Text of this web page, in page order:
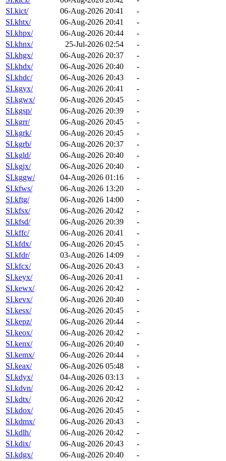
SI.kict/
06-Aug-2026 20:41
-
SI.khtx/
06-Aug-2026 20:41
-
SI.khpx/
06-Aug-2026 20:44
-
SI.khnx/
25-Jul-2026 02:54
-
SI.khgx/
06-Aug-2026 20:37
-
SI.khdx/
06-Aug-2026 20:40
-
SI.khdc/
06-Aug-2026 20:43
-
SI.kgyx/
06-Aug-2026 20:41
-
SI.kgwx/
06-Aug-2026 20:45
-
SI.kgsp/
06-Aug-2026 20:39
-
SI.kgrr/
06-Aug-2026 20:45
-
SI.kgrk/
06-Aug-2026 20:45
-
SI.kgrb/
06-Aug-2026 20:37
-
SI.kgld/
06-Aug-2026 20:40
-
SI.kgjx/
06-Aug-2026 20:40
-
SI.kggw/
04-Aug-2026 01:16
-
SI.kfws/
06-Aug-2026 13:20
-
SI.kftg/
06-Aug-2026 14:00
-
SI.kfsx/
06-Aug-2026 20:42
-
SI.kfsd/
06-Aug-2026 20:39
-
SI.kffc/
06-Aug-2026 20:41
-
SI.kfdx/
06-Aug-2026 20:45
-
SI.kfdr/
03-Aug-2026 14:09
-
SI.kfcx/
06-Aug-2026 20:43
-
SI.keyx/
06-Aug-2026 20:41
-
SI.kewx/
06-Aug-2026 20:42
-
SI.kevx/
06-Aug-2026 20:40
-
SI.kesx/
06-Aug-2026 20:45
-
SI.kepz/
06-Aug-2026 20:44
-
SI.keox/
06-Aug-2026 20:42
-
SI.kenx/
06-Aug-2026 20:40
-
SI.kemx/
06-Aug-2026 20:44
-
SI.keax/
06-Aug-2026 05:48
-
SI.kdyx/
04-Aug-2026 03:13
-
SI.kdvn/
06-Aug-2026 20:42
-
SI.kdtx/
06-Aug-2026 20:42
-
SI.kdox/
06-Aug-2026 20:45
-
SI.kdmx/
06-Aug-2026 20:43
-
SI.kdlh/
06-Aug-2026 20:42
-
SI.kdix/
06-Aug-2026 20:43
-
SI.kdgx/
06-Aug-2026 20:40
-